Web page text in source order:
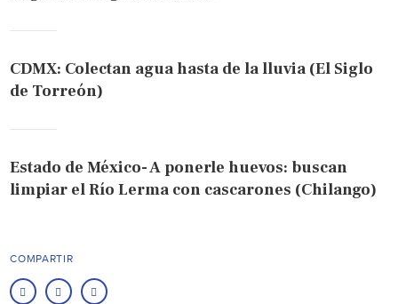
CDMX: Colectan agua hasta de la lluvia (El Siglo
de Torreón)
Estado de México- A ponerle huevos: buscan
limpiar el Río Lerma con cascarones (Chilango)
COMPARTIR